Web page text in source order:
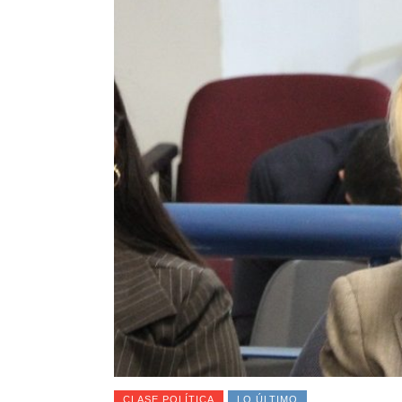
CLASE POLÍTICA LO ÚLTIMO